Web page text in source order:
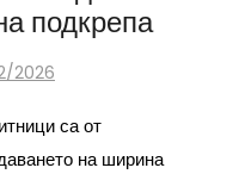
подкрепа
2026
са от
на ширина